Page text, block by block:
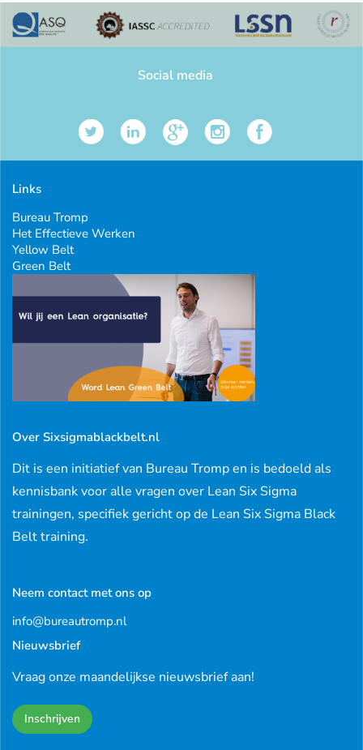
Social media
Links
Bureau Tromp
Het Effectieve Werken
Yellow Belt
Green Belt
Over Sixsigmablackbelt.nl
Dit is een initiatief van Bureau Tromp en is bedoeld als
kennisbank voor alle vragen over Lean Six Sigma
trainingen, specifiek gericht op de Lean Six Sigma Black
Belt training.
Neem contact met ons op
info@bureautromp.nl
Nieuwsbrief
Vraag onze maandelijkse nieuwsbrief aan!
Inschrijven